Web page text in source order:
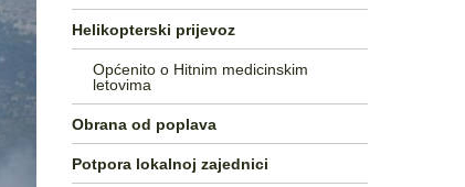
Helikopterski prijevoz
Općenito o Hitnim medicinskim
letovima
Obrana od poplava
Potpora lokalnoj zajednici